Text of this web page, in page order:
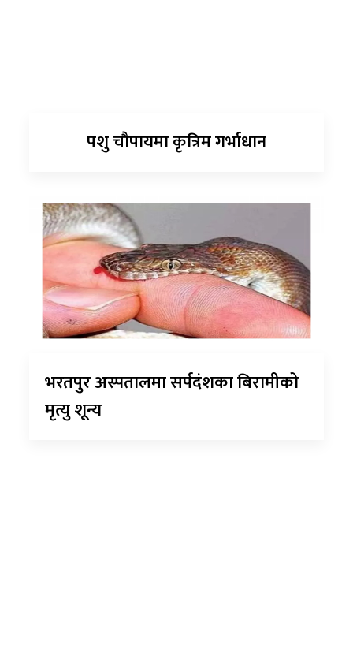
पशु चौपायमा कृत्रिम गर्भाधान
भरतपुर अस्पतालमा सर्पदंशका बिरामीको
मृत्यु शून्य